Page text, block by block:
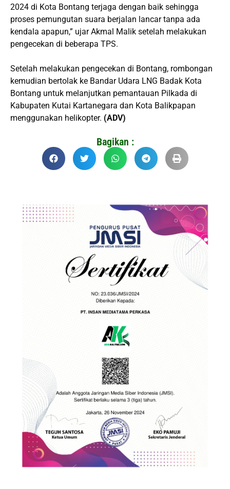
2024 di Kota Bontang terjaga dengan baik sehingga
proses pemungutan suara berjalan lancar tanpa ada
kendala apapun,” ujar Akmal Malik setelah melakukan
pengecekan di beberapa TPS.
Setelah melakukan pengecekan di Bontang, rombongan
kemudian bertolak ke Bandar Udara LNG Badak Kota
Bontang untuk melanjutkan pemantauan Pilkada di
Kabupaten Kutai Kartanegara dan Kota Balikpapan
menggunakan helikopter. (ADV)
Bagikan :